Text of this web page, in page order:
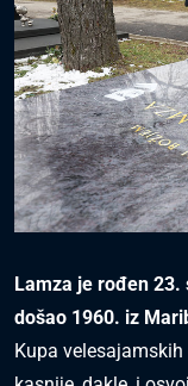
Lamza je rođen 23.
došao 1960. iz
Kupa